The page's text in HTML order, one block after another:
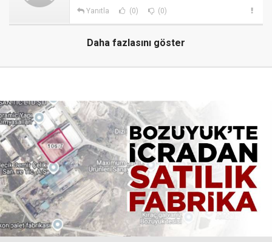
Yanıtla (0) (0)
Daha fazlasını göster